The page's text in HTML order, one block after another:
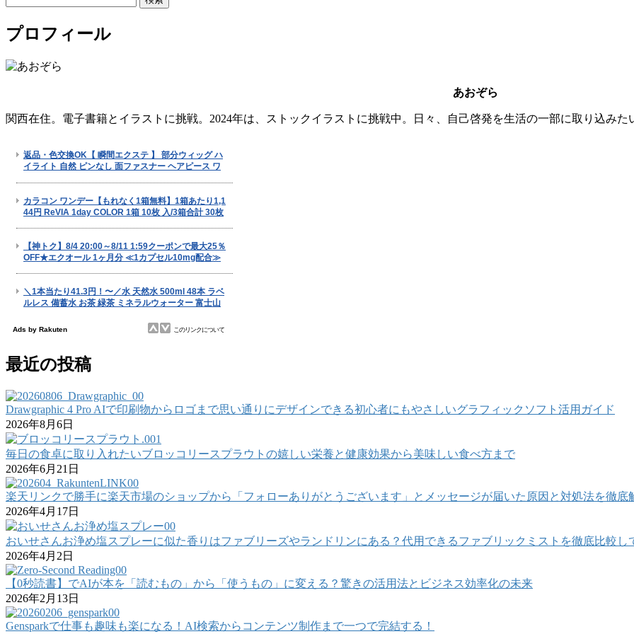
プロフィール
あおぞら
関西在住。電子書籍とイラストに挑戦。2024年は、ストックイラストに挑戦中。日々、自己啓発を生活の一部に取り込みた
最近の投稿
Drawgraphic 4 Pro AIで印刷物からロゴまで思い通りにデザインできる初心者にもやさしいグラフィックソフト活用ガイド
2026年8月6日
毎日の食卓に取り入れたいブロッコリースプラウトの嬉しい栄養と健康効果から美味しい食べ方まで
2026年6月21日
楽天リンクで勝手に楽天市場のショップから「フォローありがとうございます」とメッセージが届いた原因と対処法を徹底
2026年4月17日
おいせさんお浄め塩スプレーに似た香りはファブリーズやランドリンにある？代用できるファブリックミストを徹底比較し
2026年4月2日
【0秒読書】でAIが本を「読むもの」から「使うもの」に変える？驚きの活用法とビジネス効率化の未来
2026年2月13日
Gensparkで仕事も趣味も楽になる！AI検索からコンテンツ制作まで一つで完結する！